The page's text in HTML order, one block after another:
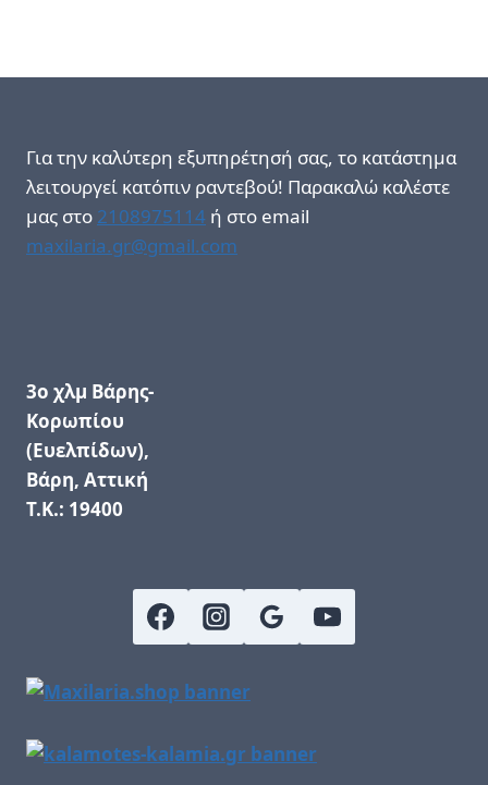
Για την καλύτερη εξυπηρέτησή σας, το κατάστημα
λειτουργεί κατόπιν ραντεβού! Παρακαλώ καλέστε
μας στο 2108975114 ή στο email
maxilaria.gr@gmail.com
3ο χλμ Βάρης-
Κορωπίου
(Ευελπίδων),
Βάρη, Αττική
Τ.Κ.: 19400